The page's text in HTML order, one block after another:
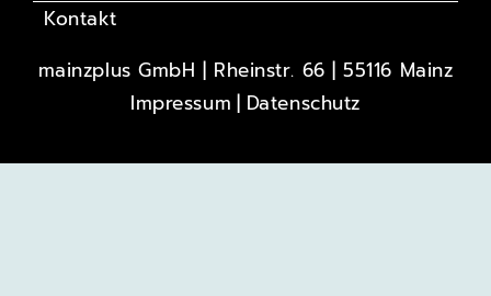
Kontakt
mainzplus GmbH | Rheinstr. 66 | 55116 Mainz
Impressum
Datenschutz